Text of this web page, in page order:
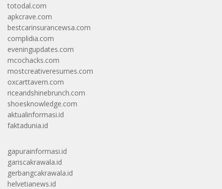
totodal.com
apkcrave.com
bestcarinsurancewsa.com
complidia.com
eveningupdates.com
mcochacks.com
mostcreativeresumes.com
oxcarttavern.com
riceandshinebrunch.com
shoesknowledge.com
aktualinformasi.id
faktadunia.id
gapurainformasi.id
gariscakrawala.id
gerbangcakrawala.id
helvetianews.id